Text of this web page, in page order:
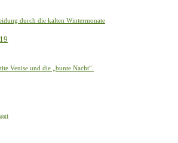
durch die kalten Wintermonate
Venise und die „bunte Nacht“.